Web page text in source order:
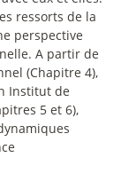
ressorts de la
perspective
A partir de
(Chapitre 4),
Institut de
5 et 6),